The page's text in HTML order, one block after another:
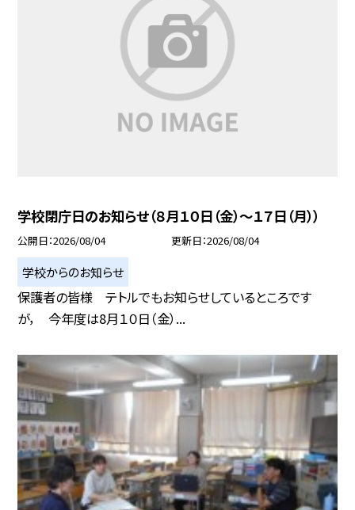
学校閉庁日のお知らせ（８月１０日（金）～１７日（月））
公開日 2026/08/04 更新日 2026/08/04
学校からのお知らせ
保護者の皆様 テトルでもお知らせしているところです
が， 今年度は8月１０日（金）...